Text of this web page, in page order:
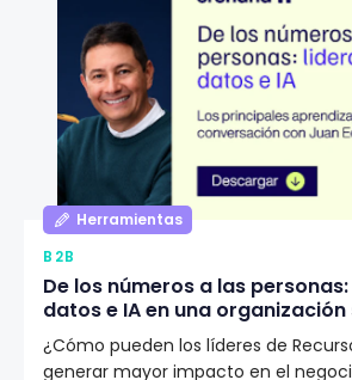
Herramientas
B2B
De los números a las
datos e IA en una
Eduardo Jaramillo
¿Cómo pueden los líderes de
generar mayor impacto en el